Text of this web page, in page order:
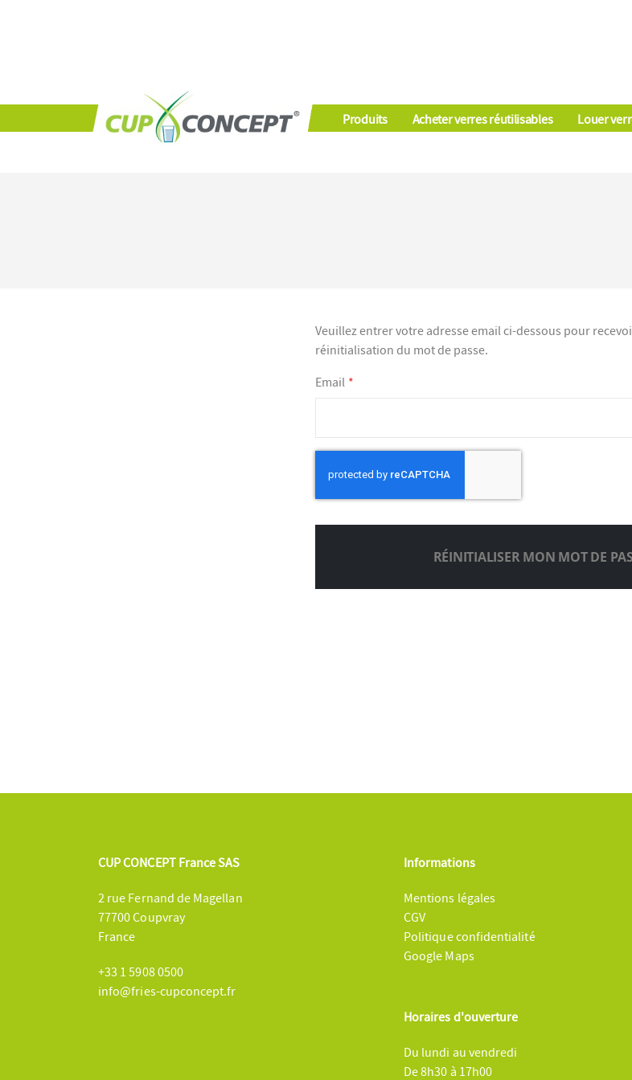
Produits Acheter verres réutilisables Louer
Veuillez entrer votre adresse email ci-dessous pour
réinitialisation du mot de passe.
Email
RÉINITIALISER MON MOT DE
CUP CONCEPT France SAS
2 rue Fernand de Magellan
77700 Coupvray
France
+33 1 5908 0500
info@fries-cupconcept.fr
Informations
Mentions légales
CGV
Politique confidentialité
Google Maps
Horaires d'ouverture
Du lundi au vendredi
De 8h30 à 17h00